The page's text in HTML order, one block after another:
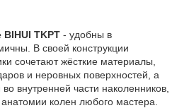
TKPT - удобны в
В своей конструкции
сочетают жёсткие материалы,
и неровных поверхностей, а
внутренней части наколенников,
колен любого мастера.